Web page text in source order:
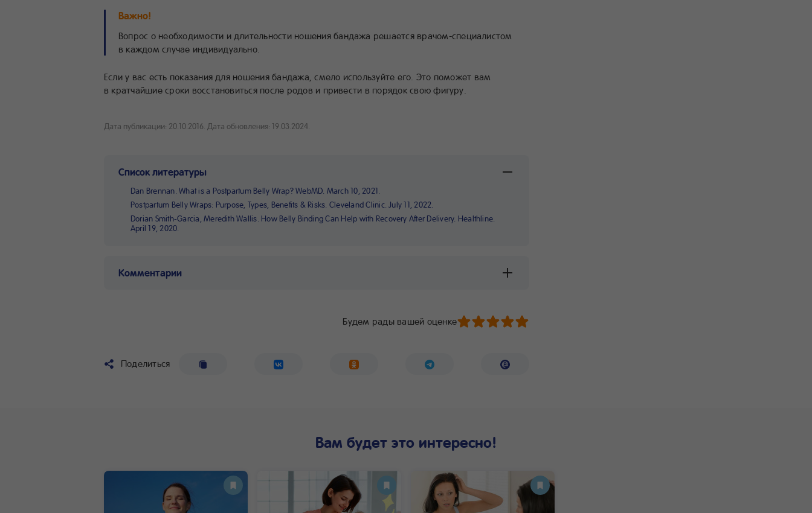
Важно!
Вопрос о необходимости и длительности ношения бандажа решается врачом-специалистом
в каждом случае индивидуально.
Если у вас есть показания для ношения бандажа, смело используйте его. Это поможет вам
в кратчайшие сроки восстановиться после родов и привести в порядок свою фигуру.
Дата публикации: 20.10.2016. Дата обновления: 19.03.2024.
Список литературы
Dan Brennan. What is a Postpartum Belly Wrap? WebMD. March 10, 2021.
Postpartum Belly Wraps: Purpose, Types, Benefits & Risks. Cleveland Clinic. July 11, 2022.
Dorian Smith-Garcia, Meredith Wallis. How Belly Binding Can Help with Recovery After Delivery. Healthline.
April 19, 2020.
Комментарии
Будем рады вашей оценке
Поделиться
Вам будет это интересно!